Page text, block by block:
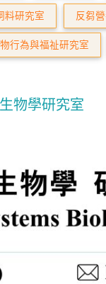
料研究室 反芻
行為與福祉研究室
物學研究室